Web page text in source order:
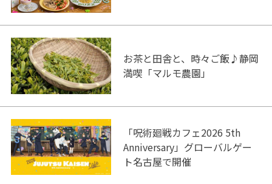
お茶と田舎と、時々ご飯♪静岡
満喫「マルモ農園」
「呪術廻戦カフェ2026 5th
Anniversary」グローバルゲー
ト名古屋で開催